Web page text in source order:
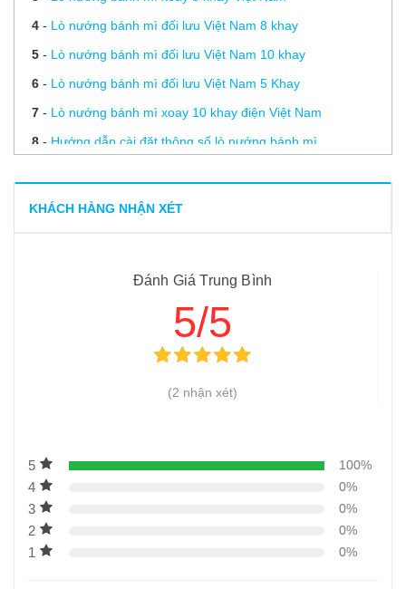
4- Lò nướng bánh mì đối lưu Việt Nam 8 khay
5- Lò nướng bánh mì đối lưu Việt Nam 10 khay
6- Lò nướng bánh mì đối lưu Việt Nam 5 Khay
7- Lò nướng bánh mì xoay 10 khay điện Việt Nam
8- Hướng dẫn cài đặt thông số lò nướng bánh mì
-
Lưu ý khi sử dụng các dòng lò nướng bánh mì
Nướng bánh mì bằng lò xoay cho chất lượng hoàn hảo
Lò nướng bánh mì đa năng – Không chỉ nướng bánh mì!
17-
Bảo hành và sửa chữa lò nướng bánh mì
18-
19-
20-
KHÁCH HÀNG NHẬN XÉT
Đánh Giá Trung Bình
5/5
(2 nhận xét)
5 100%
4 0%
3 0%
2 0%
1 0%